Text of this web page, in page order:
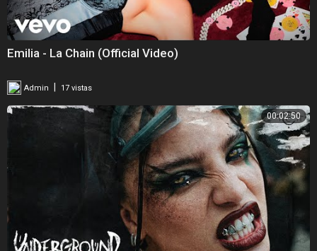
Emilia - La Chain (Official Video)
Admin 17 vistas
00:02:50